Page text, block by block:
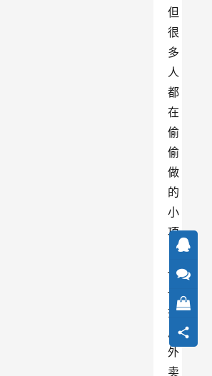
但
很
多
人
都
在
偷
偷
做
的
小
项
目
—
—
推
广
外
卖